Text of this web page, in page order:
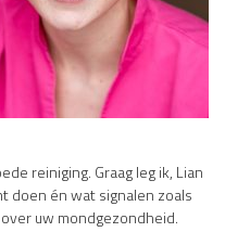
reiniging. Graag leg ik, Lian
doen én wat signalen zoals
uw mondgezondheid.